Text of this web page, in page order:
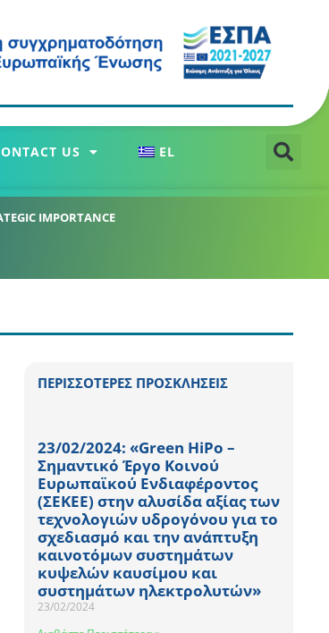
US EL
IMPORTANCE
ΠΕΡΙΣΣΟΤΕΡΕΣ ΠΡΟΣΚΛΗΣΕΙΣ
23/02/2024: «Green HiPo –
Σημαντικό Έργο Κοινού
Ευρωπαϊκού Ενδιαφέροντος
(ΣΕΚΕΕ) στην αλυσίδα αξίας των
τεχνολογιών υδρογόνου για το
σχεδιασμό και την ανάπτυξη
καινοτόμων συστημάτων
κυψελών καυσίμου και
συστημάτων ηλεκτρολυτών»
23/02/2024